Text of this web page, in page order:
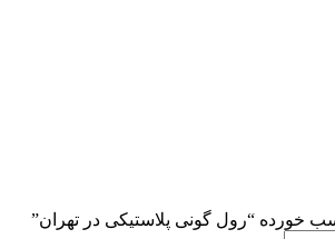
خورده “رول گونی پلاستیکی در تهران”